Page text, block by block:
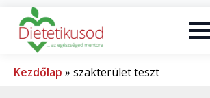
Kezdőlap » szakterület teszt